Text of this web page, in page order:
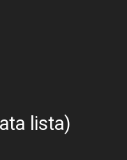
lista)